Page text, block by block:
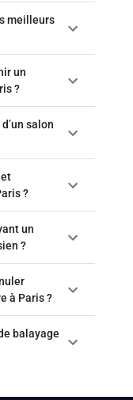
meilleurs
un
?
salon
?
un
?
à Paris ?
balayage